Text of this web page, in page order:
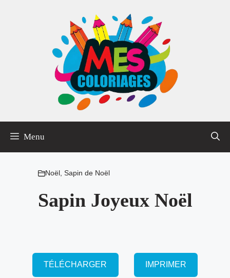
Menu
Noël, Sapin de Noël
Sapin Joyeux Noël
TÉLÉCHARGER IMPRIMER